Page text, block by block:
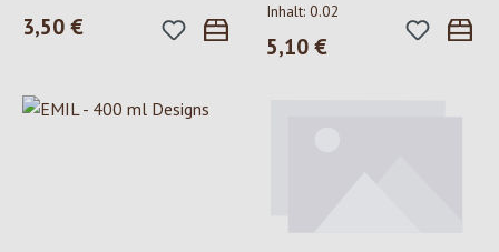
Regulärer Preis:
3,50 €
Inhalt: 0.02
Regulärer Preis:
5,10 €